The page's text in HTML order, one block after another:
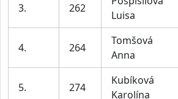
3. 262
Luisa
4. 264
Tomšová
Anna
5. 274
Kubíková
Karolína